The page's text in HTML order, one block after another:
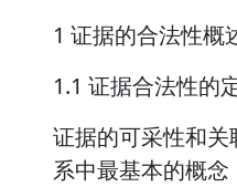
1 证据的合法性概
1.1 证据合法性的
证据的可采性和
系中最基本的概